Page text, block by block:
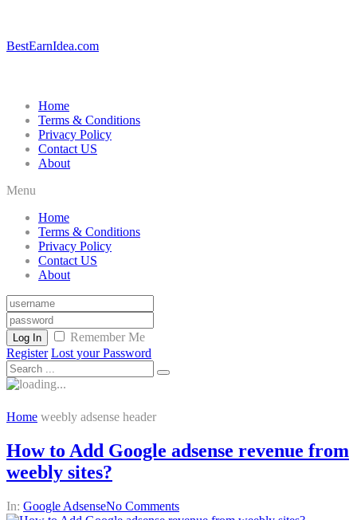
BestEarnIdea.com
Home
Terms & Conditions
Privacy Policy
Contact US
About
Menu
Home
Terms & Conditions
Privacy Policy
Contact US
About
Log In
Remember Me
Register Lost your Password
Home weebly adsense header
How to Add Google adsense revenue from
weebly sites?
In: Google AdsenseNo Comments